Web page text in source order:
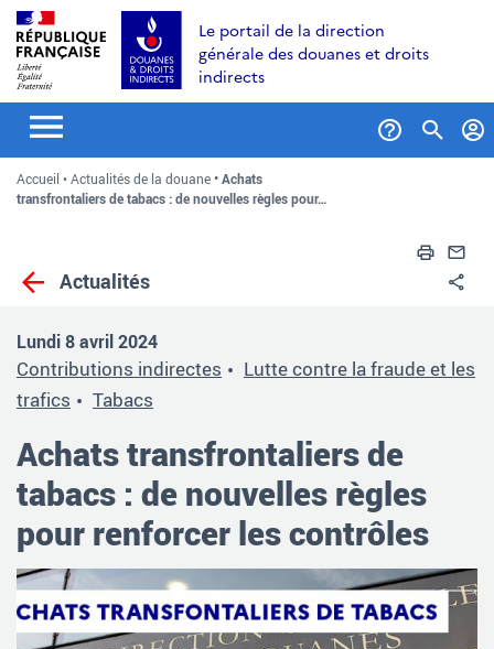
Aller
au
contenu
Aller
recherche
Aller
au
menu
Le portail de la direction
générale des douanes et droits
indirects
Accueil Actualités de la douane
Achats
transfrontaliers de tabacs : de nouvelles règles pour…
Actualités
Lundi 8 avril 2024
Contributions indirectes
Lutte contre la fraude et les
trafics
Tabacs
Achats transfrontaliers de
tabacs : de nouvelles règles
pour renforcer les contrôles